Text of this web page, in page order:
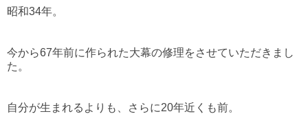
昭和34年。⁡
今から67年前に作られた大幕の修理をさせていただきまし
た。
自分が生まれるよりも、さらに20年近くも前。